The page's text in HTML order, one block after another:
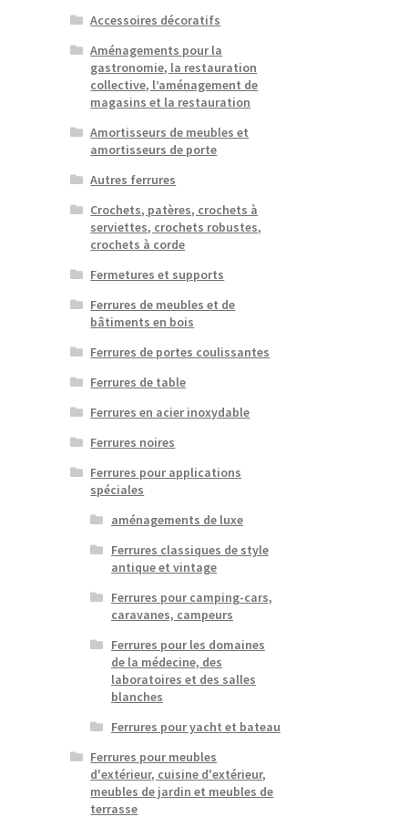
Accessoires décoratifs
Aménagements pour la
gastronomie, la restauration
collective, l’aménagement de
magasins et la restauration
Amortisseurs de meubles et
amortisseurs de porte
Autres ferrures
Crochets, patères, crochets à
serviettes, crochets robustes,
crochets à corde
Fermetures et supports
Ferrures de meubles et de
bâtiments en bois
Ferrures de portes coulissantes
Ferrures de table
Ferrures en acier inoxydable
Ferrures noires
Ferrures pour applications
spéciales
aménagements de luxe
Ferrures classiques de style
antique et vintage
Ferrures pour camping-cars,
caravanes, campeurs
Ferrures pour les domaines
de la médecine, des
laboratoires et des salles
blanches
Ferrures pour yacht et bateau
Ferrures pour meubles
d'extérieur, cuisine d'extérieur,
meubles de jardin et meubles de
terrasse